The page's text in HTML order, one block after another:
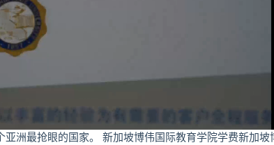
洲最抢眼的国家。 新加坡博伟国际教育学院学费新加坡